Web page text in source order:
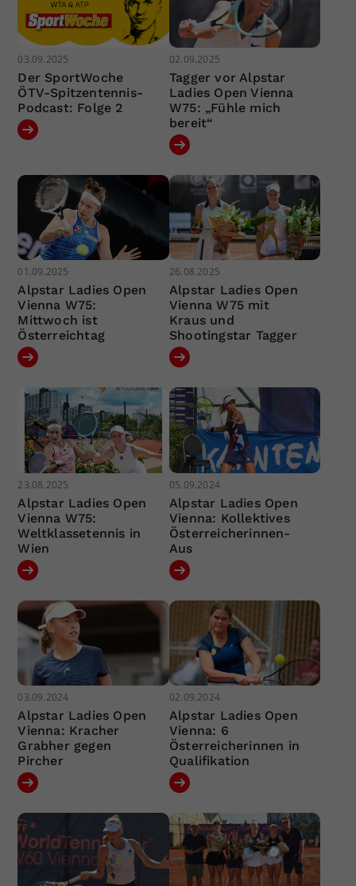
03.09.2025
Der SportWoche
ÖTV-Spitzentennis-
Podcast: Folge 2
02.09.2025
Tagger vor Alpstar
Ladies Open Vienna
W75: „Fühle mich
bereit“
01.09.2025
Alpstar Ladies Open
Vienna W75:
Mittwoch ist
Österreichtag
26.08.2025
Alpstar Ladies Open
Vienna W75 mit
Kraus und
Shootingstar Tagger
23.08.2025
Alpstar Ladies Open
Vienna W75:
Weltklassetennis in
Wien
05.09.2024
Alpstar Ladies Open
Vienna: Kollektives
Österreicherinnen-
Aus
03.09.2024
Alpstar Ladies Open
Vienna: Kracher
Grabher gegen
Pircher
02.09.2024
Alpstar Ladies Open
Vienna: 6
Österreicherinnen in
Qualifikation